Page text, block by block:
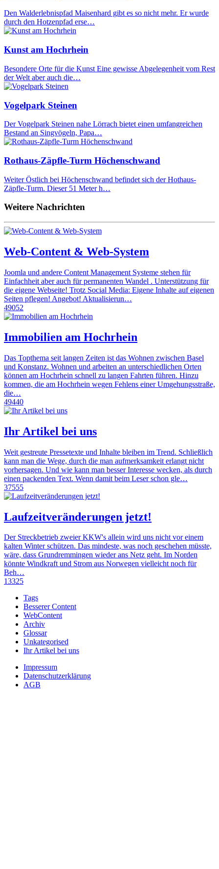
Den Walderlebnispfad Maisenhard gibt es so nicht mehr. Er wurde
durch den Hotzenpfad erse…
Kunst am Hochrhein
Besondere Orte für die Kunst Eine gewisse Abgelegenheit vom Rest
der Welt aber auch die…
Vogelpark Steinen
Der Vogelpark Steinen nahe Lörrach bietet einen umfangreichen
Bestand an Singvögeln, Papa…
Rothaus-Zäpfle-Turm Höchenschwand
Weiter Östlich bei Höchenschwand befindet sich der Hothaus-
Zäpfle-Turm. Dieser 51 Meter h…
Weitere Nachrichten
Web-Content & Web-System
Joomla und andere Content Management Systeme stehen für
Einfachheit aber auch für permanenten Wandel . Unterstützung für
die eigene Webseite! Trotz Social Media: Eigene Inhalte auf eigenen
Seiten pflegen! Angebot! Aktualisierun…
49052
Immobilien am Hochrhein
Das Topthema seit langen Zeiten ist das Wohnen zwischen Basel
und Konstanz. Wohnen und arbeiten an unterschiedlichen Orten
können am Hochrhein schnell zu langen Fahrten führen. Hinzu
kommen, die am Hochrhein wegen Fehlens einer Umgehungsstraße,
die…
49440
Ihr Artikel bei uns
Weit gestreute Pressetexte und Inhalte bleiben im Trend. Schließlich
kann man die Wege, durch die man aufmerksamkeit erlangt nicht
vorhersagen. Und wie kann man besser Interesse wecken, als durch
einen packenden Text. Wenn damit beim Leser schon gle…
37555
Laufzeitveränderungen jetzt!
Der Streckbetrieb zweier KKW's allein wird uns nicht vor einem
kalten Winter schützen. Das mindeste, was noch geschehen müsste,
wäre, dass Grundremmingen wieder ans Netz geht. Im Norden
könnte Windkraft und Strom aus Norwegen vielleicht noch für
Beh…
13325
Tags
Besserer Content
WebContent
Archiv
Glossar
Unkategorised
Ihr Artikel bei uns
Impressum
Datenschutzerklärung
AGB